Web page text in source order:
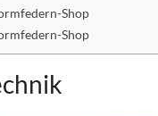
Shop
Shop